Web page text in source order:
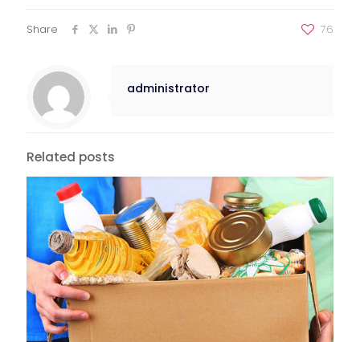
Share 76
administrator
Related posts